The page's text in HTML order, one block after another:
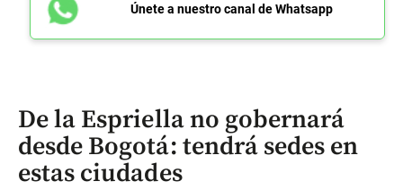
Únete a nuestro canal de Whatsapp
De la Espriella no gobernará
desde Bogotá: tendrá sedes en
estas ciudades